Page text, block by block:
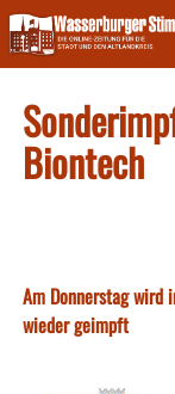
Skip
to
content
Biontech
Am Donnerstag wird
wieder geimpft